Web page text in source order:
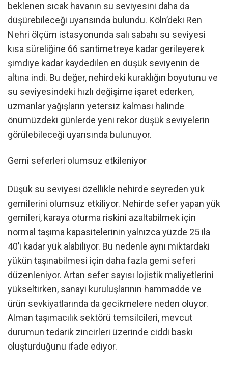
beklenen sıcak havanın su seviyesini daha da
düşürebileceği uyarısında bulundu. Köln’deki Ren
Nehri ölçüm istasyonunda salı sabahı su seviyesi
kısa süreliğine 66 santimetreye kadar gerileyerek
şimdiye kadar kaydedilen en düşük seviyenin de
altına indi. Bu değer, nehirdeki kuraklığın boyutunu ve
su seviyesindeki hızlı değişime işaret ederken,
uzmanlar yağışların yetersiz kalması halinde
önümüzdeki günlerde yeni rekor düşük seviyelerin
görülebileceği uyarısında bulunuyor.
Gemi seferleri olumsuz etkileniyor
Düşük su seviyesi özellikle nehirde seyreden yük
gemilerini olumsuz etkiliyor. Nehirde sefer yapan yük
gemileri, karaya oturma riskini azaltabilmek için
normal taşıma kapasitelerinin yalnızca yüzde 25 ila
40’ı kadar yük alabiliyor. Bu nedenle aynı miktardaki
yükün taşınabilmesi için daha fazla gemi seferi
düzenleniyor. Artan sefer sayısı lojistik maliyetlerini
yükseltirken, sanayi kuruluşlarının hammadde ve
ürün sevkiyatlarında da gecikmelere neden oluyor.
Alman taşımacılık sektörü temsilcileri, mevcut
durumun tedarik zincirleri üzerinde ciddi baskı
oluşturduğunu ifade ediyor.